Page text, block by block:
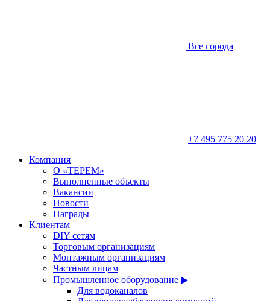
Все города
+7 495 775 20 20
Компания
О «ТЕРЕМ»
Выполненные объекты
Вакансии
Новости
Награды
Клиентам
DIY сетям
Торговым организациям
Монтажным организациям
Частным лицам
Промышленное оборудование ▶
Для водоканалов